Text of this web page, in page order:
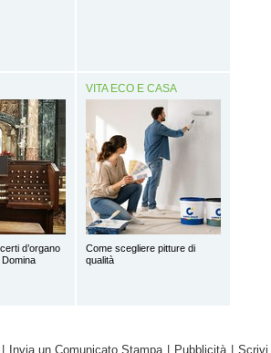
d’organo
VITA ECO E CASA
Come scegliere pitture di
qualità
Invia un Comunicato Stampa Pubblicità Scrivi